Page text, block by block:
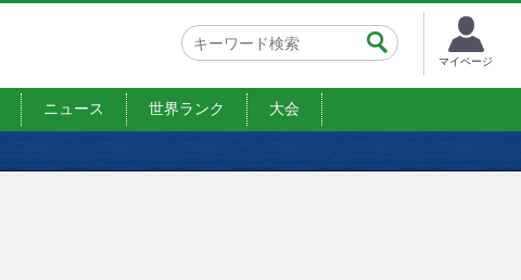
マイページ
ニュース 世界ランク 大会